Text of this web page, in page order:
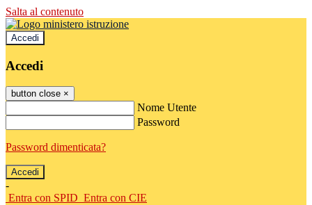
Salta al contenuto
Accedi
Accedi
button close ×
Nome Utente
Password
Password dimenticata?
-
Entra con SPID Entra con CIE